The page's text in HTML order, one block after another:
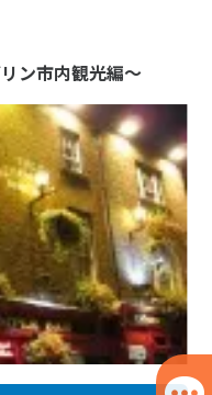
ン市内観光編～